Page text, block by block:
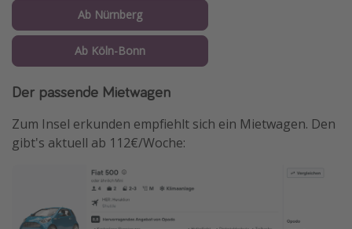
Ab Nürnberg
Ab Köln-Bonn
Der passende Mietwagen
Zum Insel erkunden empfiehlt sich ein Mietwagen. Den
gibt's aktuell ab 112€/Woche: